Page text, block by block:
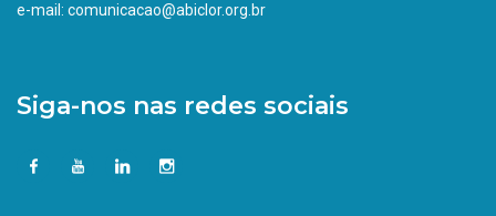
e-mail: comunicacao@abiclor.org.br
Siga-nos nas redes sociais